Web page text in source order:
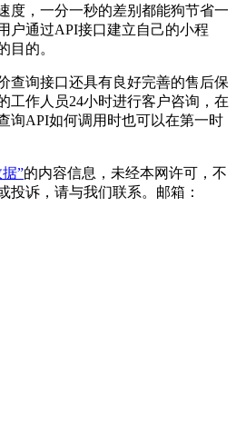
度，一分一秒的差别都能狗节省一
户通过API接口建立自己的小程
目的。
询接口还具有良好完善的售后保
工作人员24小时进行客户咨询，在
询API如何调用时也可以在第一时
”的内容信息，未经本网许可，不
投诉，请与我们联系。邮箱：